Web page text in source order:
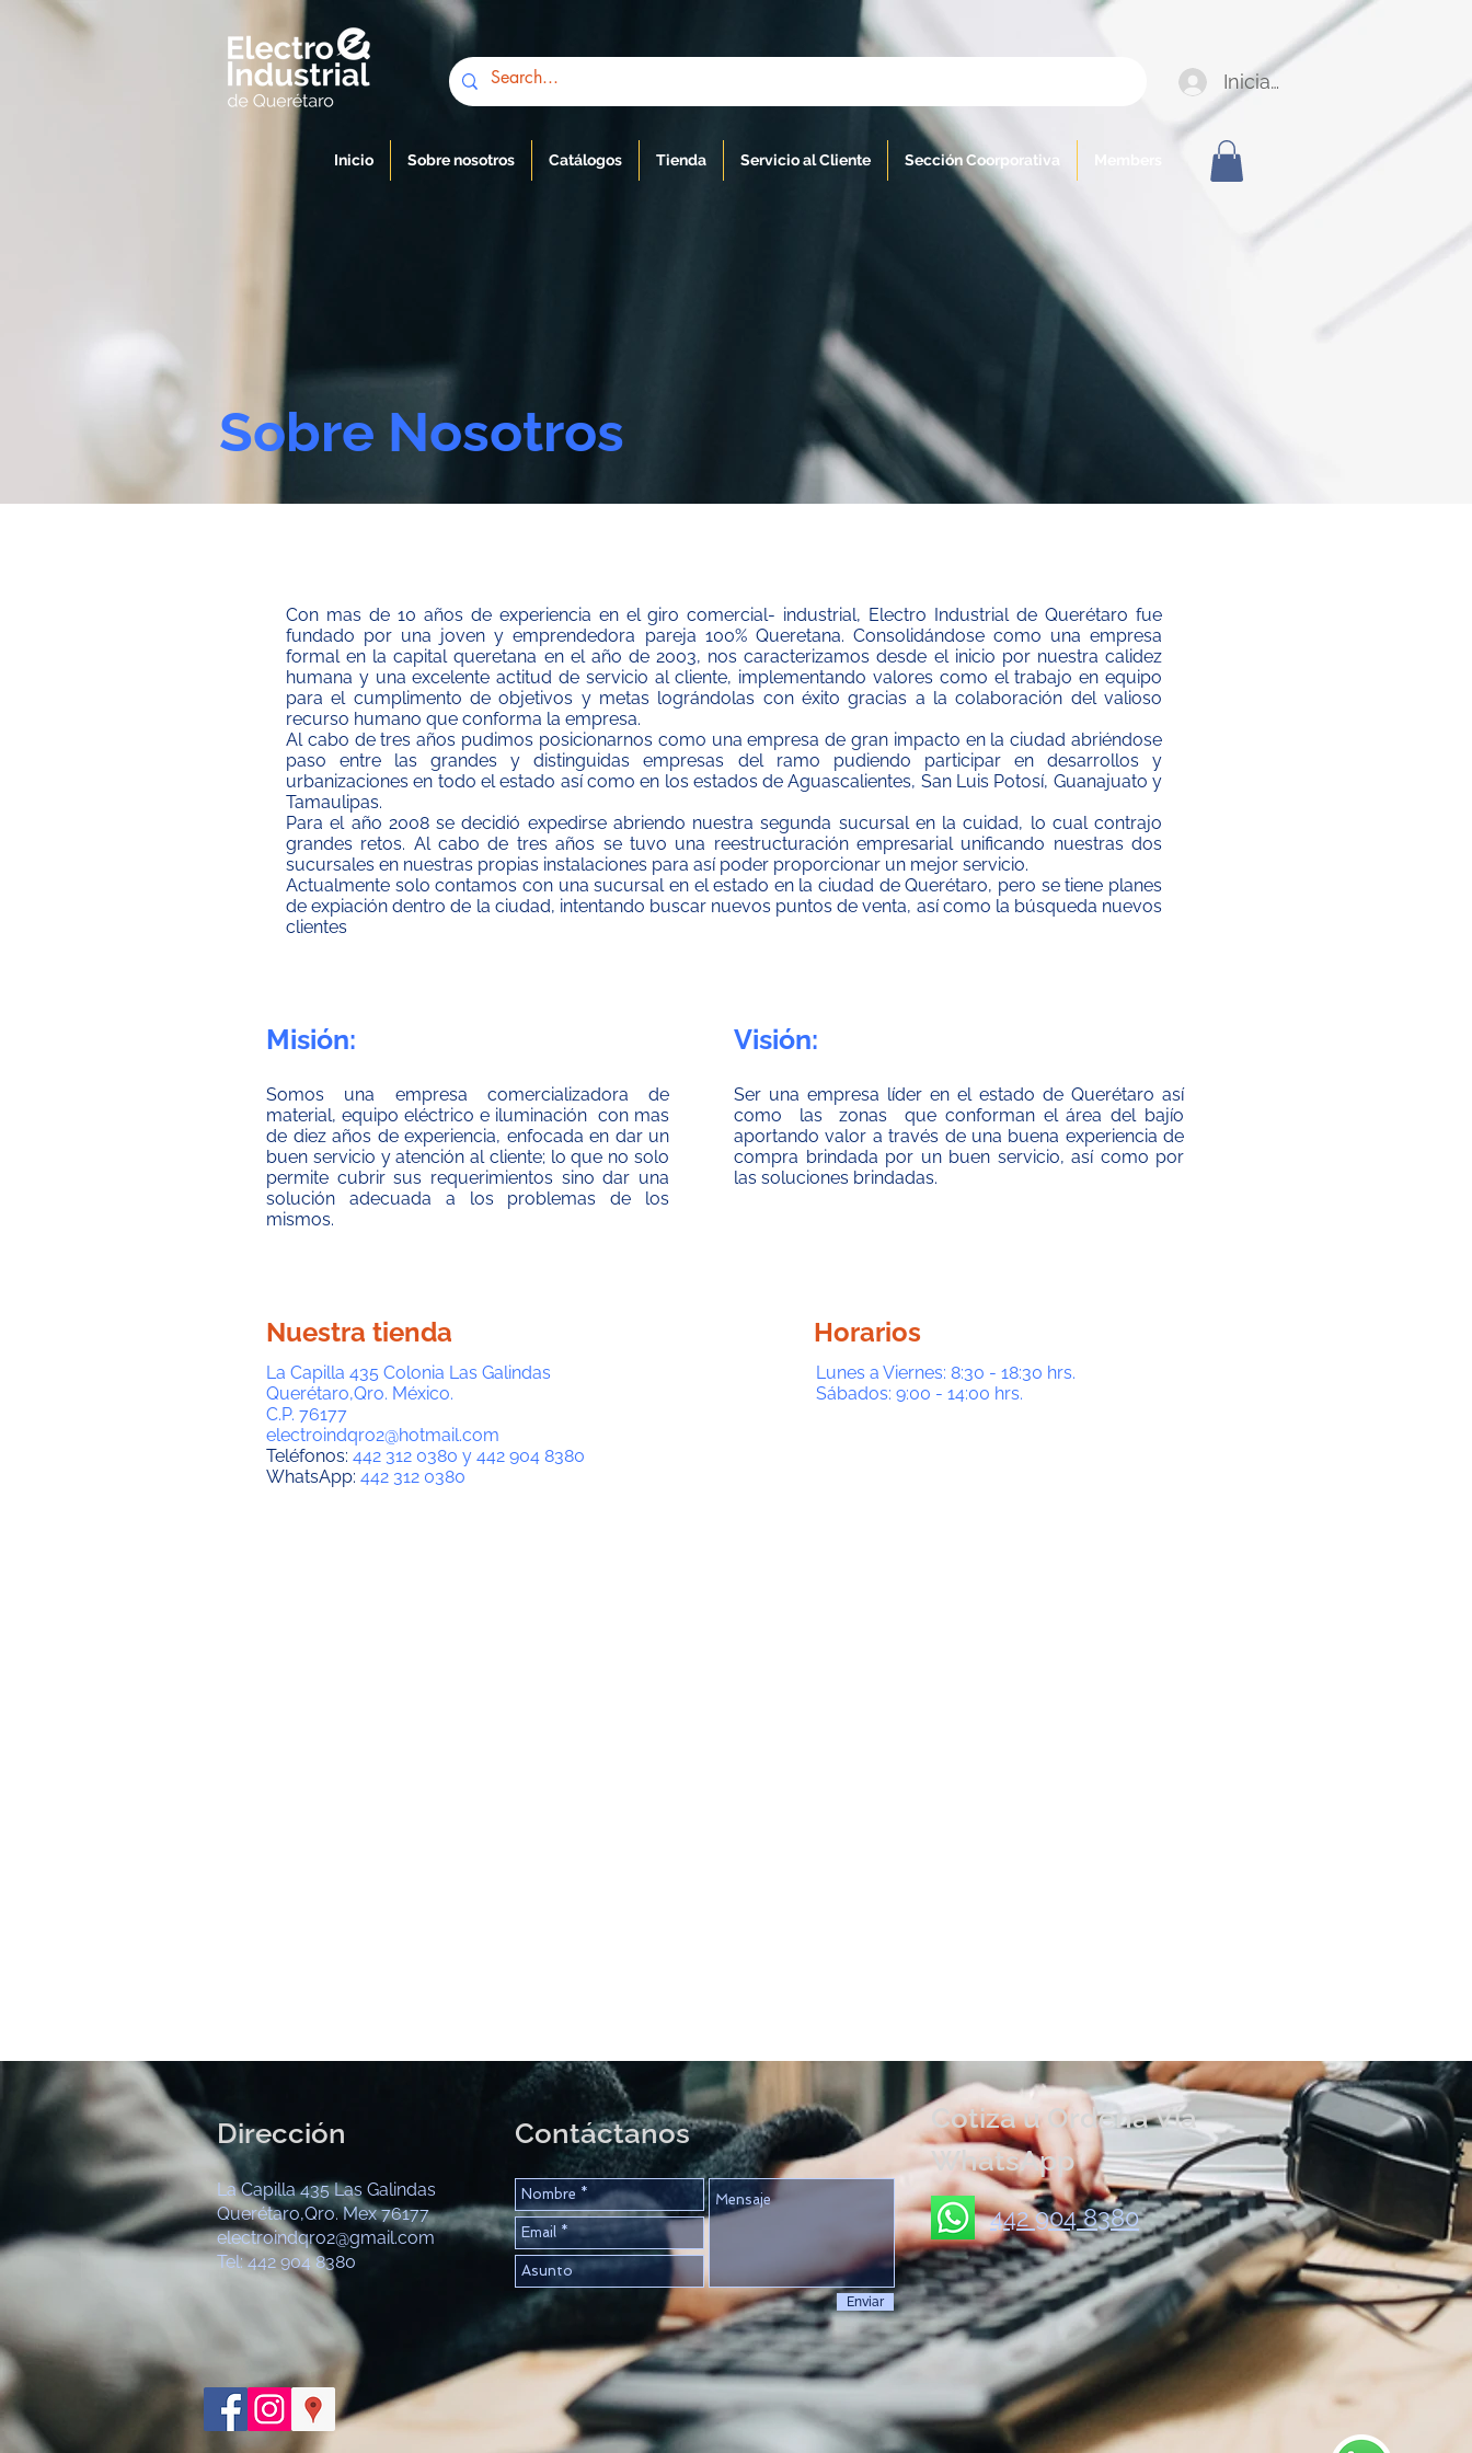
Iniciar sesión
Inicio Sobre nosotros Catálogos Tienda Servicio al Cliente Sección Coorporativa
Sobre Nosotros
Misión: Visión:
Con mas de 10 años de experiencia en el giro comercial- industrial, Electro Industrial de Querétaro fue
fundado por una joven y emprendedora pareja 100% Queretana. Consolidándose como una empresa
formal en la capital queretana en el año de 2003, nos caracterizamos desde el inicio por nuestra calidez
humana y una excelente actitud de servicio al cliente, implementando valores como el trabajo en equipo
para el cumplimento de objetivos y metas lográndolas con éxito gracias a la colaboración del valioso
recurso humano que conforma la empresa.
Al cabo de tres años pudimos posicionarnos como una empresa de gran impacto en la ciudad abriéndose
paso entre las grandes y distinguidas empresas del ramo pudiendo participar en desarrollos y
urbanizaciones en todo el estado así como en los estados de Aguascalientes, San Luis Potosí, Guanajuato y
Tamaulipas.
Para el año 2008 se decidió expedirse abriendo nuestra segunda sucursal en la cuidad, lo cual contrajo
grandes retos. Al cabo de tres años se tuvo una reestructuración empresarial unificando nuestras dos
sucursales en nuestras propias instalaciones para así poder proporcionar un mejor servicio.
Actualmente solo contamos con una sucursal en el estado en la ciudad de Querétaro, pero se tiene planes
de expiación dentro de la ciudad, intentando buscar nuevos puntos de venta, así como la búsqueda nuevos
clientes
Somos una empresa comercializadora de
material, equipo eléctrico e iluminación con mas
de diez años de experiencia, enfocada en dar un
buen servicio y atención al cliente; lo que no solo
permite cubrir sus requerimientos sino dar una
solución adecuada a los problemas de los
mismos.
Ser una empresa líder en el estado de Querétaro así
como las zonas que conforman el área del bajío
aportando valor a través de una buena experiencia de
compra brindada por un buen servicio, así como por
las soluciones brindadas.
Nuestra tienda
La Capilla 435 Colonia Las Galindas
Querétaro,Qro. México.
C.P. 76177
electroindqro2@hotmail.com
Teléfonos: 442 312 0380 y 442 904 8380
WhatsApp: 442 312 0380
Horarios
Lunes a Viernes: 8:30 - 18:30 hrs.
Sábados: 9:00 - 14:00 hrs.
Dirección
La Capilla 435 Las Galindas
Querétaro,Qro. Mex 76177
electroindqro2@gmail.com
Tel: 442 904 8380
Contáctanos
Enviar
Cotiza u Ordena Vía
WhatsApp
442 904 8380